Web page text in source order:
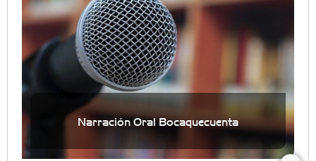
Narración Oral Bocaquecuenta